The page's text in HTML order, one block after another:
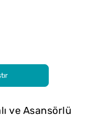
ve Asansörlü